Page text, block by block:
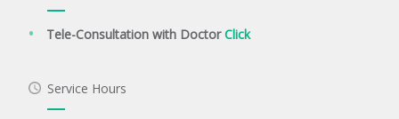
Tele-Consultation with DoctorClick
Service Hours